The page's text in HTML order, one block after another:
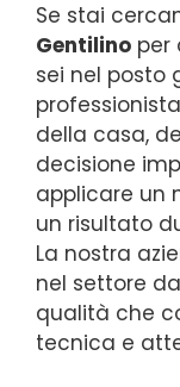
Se stai
Gentilino per
sei nel posto
della casa,
decisione
applicare un
un risultato
La nostra
nel settore
qualità che
tecnica e